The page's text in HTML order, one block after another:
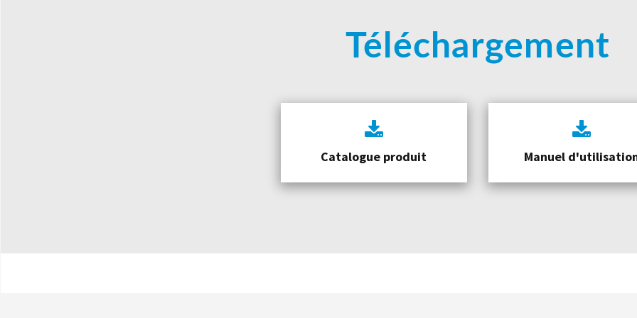
Téléchargement
Catalogue produit Manuel